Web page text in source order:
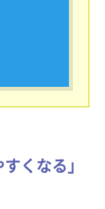
くなる」